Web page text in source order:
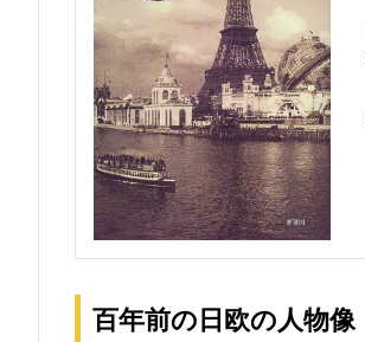
百年前の日欧の人物像